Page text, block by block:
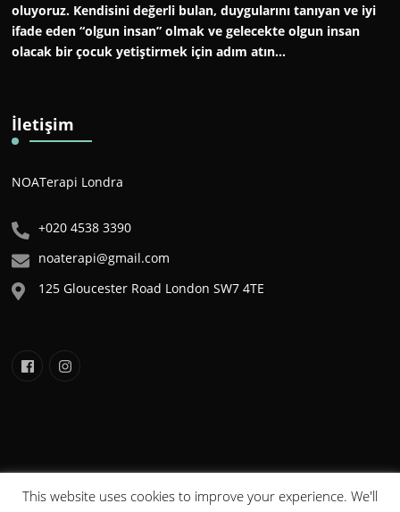
oluyoruz. Kendisini değerli bulan, duygularını tanıyan ve iyi
ifade eden “olgun insan” olmak ve gelecekte olgun insan
olacak bir çocuk yetiştirmek için adım atın…
İletişim
NOATerapi Londra
+020 4538 3390
noaterapi@gmail.com
125 Gloucester Road London SW7 4TE
NOA©2020 . Tüm Hakları Saklıdır. Bu sitede yer alan
This website uses cookies to improve your experience. We'll